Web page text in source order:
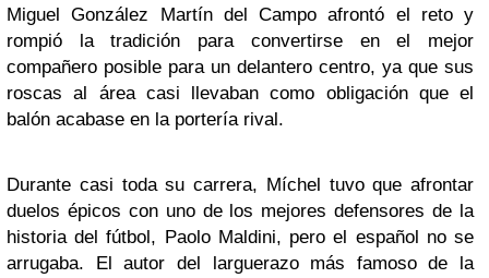
Miguel González Martín del Campo afrontó el reto y
rompió la tradición para convertirse en el mejor
compañero posible para un delantero centro, ya que sus
roscas al área casi llevaban como obligación que el
balón acabase en la portería rival.
Durante casi toda su carrera, Míchel tuvo que afrontar
duelos épicos con uno de los mejores defensores de la
historia del fútbol, Paolo Maldini, pero el español no se
arrugaba. El autor del larguerazo más famoso de la